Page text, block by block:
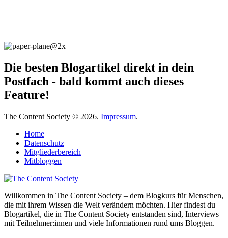
Die besten Blogartikel direkt in dein
Postfach - bald kommt auch dieses
Feature!
The Content Society © 2026. Impressum.
Home
Datenschutz
Mitgliederbereich
Mitbloggen
Willkommen in The Content Society – dem Blogkurs für Menschen,
die mit ihrem Wissen die Welt verändern möchten. Hier findest du
Blogartikel, die in The Content Society entstanden sind, Interviews
mit Teilnehmer:innen und viele Informationen rund ums Bloggen.